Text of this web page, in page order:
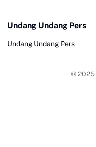
Undang Undang Pers
Undang Undang Pers
© 2025